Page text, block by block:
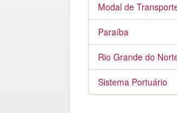
Modal de
Paraíba
Rio Grande do
Sistema Portuário